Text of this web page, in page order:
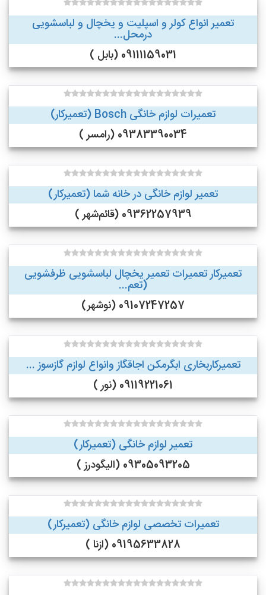
تعمیر انواع کولر و اسپلیت و یخچال و لباسشویی
درمحل...
09111159031 (بابل )
تعمیرات لوازم خانگی Bosch (تعمیرکار)
09383390034 (رامسر )
تعمیر لوازم خانگی در خانه شما (تعمیرکار)
09362257939 (قائم‌شهر )
تعمیرکار تعمیرات تعمیر یخچال لباسشویی ظرفشویی
(تعم...
09107247257 (نوشهر)
تعمیرکاربخاری ابگرمکن اجاقگاز وانواع لوازم گازسوز ...
09119221061 (نور )
تعمیر لوازم خانگی (تعمیرکار)
09305093205 (الیگودرز )
تعمیرات تخصصی لوازم خانگی (تعمیرکار)
09195633828 (ازنا )